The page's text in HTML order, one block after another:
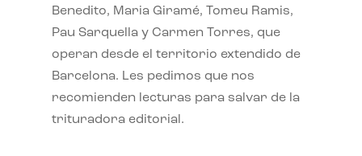
Benedito, Maria Giramé, Tomeu Ramis,
Pau Sarquella y Carmen Torres, que
operan desde el territorio extendido de
Barcelona. Les pedimos que nos
recomienden lecturas para salvar de la
trituradora editorial.